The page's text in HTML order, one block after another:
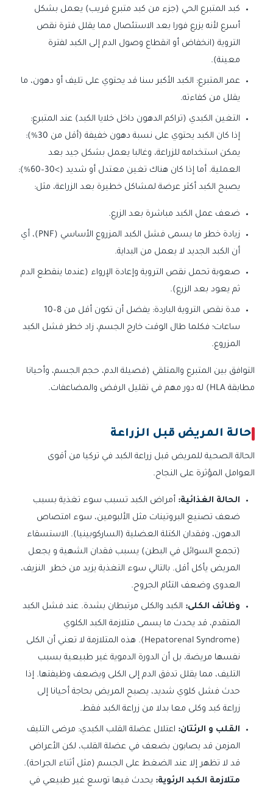
كبد المتبرع الحي (جزء من كبد متبرع قريب) يعمل بشكل
أسرع لأنه يزرع فورا بعد الاستئصال مما يقلل فترة نقص
التروية (انخفاض أو انقطاع وصول الدم إلى الكبد لفترة
معينة).
عمر المتبرع: الكبد الأكبر سنا قد يحتوي على تليف أو دهون، ما
يقلل من كفاءته.
التغين الكبدي (تراكم الدهون داخل خلايا الكبد) عند المتبرع:
إذا كان الكبد يحتوي على نسبة دهون خفيفة (أقل من 30%):
يمكن استخدامه للزراعة، وغالبا يعمل بشكل جيد بعد
العملية. أما إذا كان هناك تغين معتدل أو شديد (>30–60%):
يصبح الكبد أكثر عرضة لمشاكل خطيرة بعد الزراعة، مثل:
ضعف عمل الكبد مباشرة بعد الزرع.
زيادة خطر ما يسمى فشل الكبد المزروع الأساسي (PNF)، أي
أن الكبد الجديد لا يعمل من البداية.
صعوبة تحمل نقص التروية وإعادة الإرواء (عندما ينقطع الدم
ثم يعود بعد الزرع).
مدة نقص التروية الباردة: يفضل أن تكون أقل من 8–10
ساعات؛ فكلما طال الوقت خارج الجسم، زاد خطر فشل الكبد
المزروع.
التوافق بين المتبرع والمتلقي (فصيلة الدم، حجم الجسم، وأحيانا
مطابقة HLA) له دور مهم في تقليل الرفض والمضاعفات.
حالة المريض قبل الزراعة
الحالة الصحية للمريض قبل زراعة الكبد في تركيا من أقوى
العوامل المؤثرة على النجاح.
الحالة الغذائية: أمراض الكبد تسبب سوء تغذية بسبب
ضعف تصنيع البروتينات مثل الألبومين، سوء امتصاص
الدهون، وفقدان الكتلة العضلية (الساركوبينيا). الاستسقاء
(تجمع السوائل في البطن) يسبب فقدان الشهية و يجعل
المريض يأكل أقل. بالتالي سوء التغذية يزيد من خطر النزيف،
العدوى وضعف التئام الجروح.
وظائف الكلى: الكبد والكلى مرتبطان بشدة. عند فشل الكبد
المتقدم، قد يحدث ما يسمى متلازمة الكبد الكلوي
(Hepatorenal Syndrome). هذه المتلازمة لا تعني أن الكلى
نفسها مريضة، بل أن الدورة الدموية غير طبيعية بسبب
التليف، مما يقلل تدفق الدم إلى الكلى ويضعف وظيفتها. إذا
حدث فشل كلوي شديد، يصبح المريض بحاجة أحيانا إلى
زراعة كبد وكلى معا بدلا من زراعة الكبد فقط.
القلب و الرئتان: اعتلال عضلة القلب الكبدي: مرضى التليف
المزمن قد يصابون بضعف في عضلة القلب، لكن الأعراض
قد لا تظهر إلا عند الضغط على الجسم (مثل أثناء الجراحة).
متلازمة الكبد الرئوية: يحدث فيها توسع غير طبيعي في